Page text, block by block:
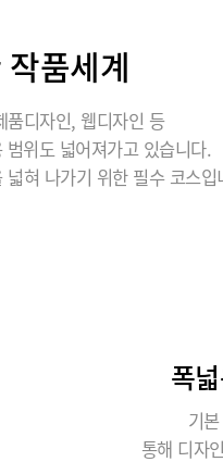
품세계
디자인, 웹디자인 등
위도 넓어져가고 있습니다.
혀 나가기 위한 필수 코스입
폭
기
통해 디자